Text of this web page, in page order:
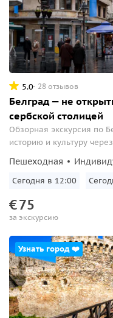
5.0 28 отзывов
Белград — не
сербской столицей
Обзорная экскурсия по
историю и культуру через главные храмы, площади, крепость
Пешеходная
Сегодня в 12:00
€75
за экскурсию
Узнать город ❤️